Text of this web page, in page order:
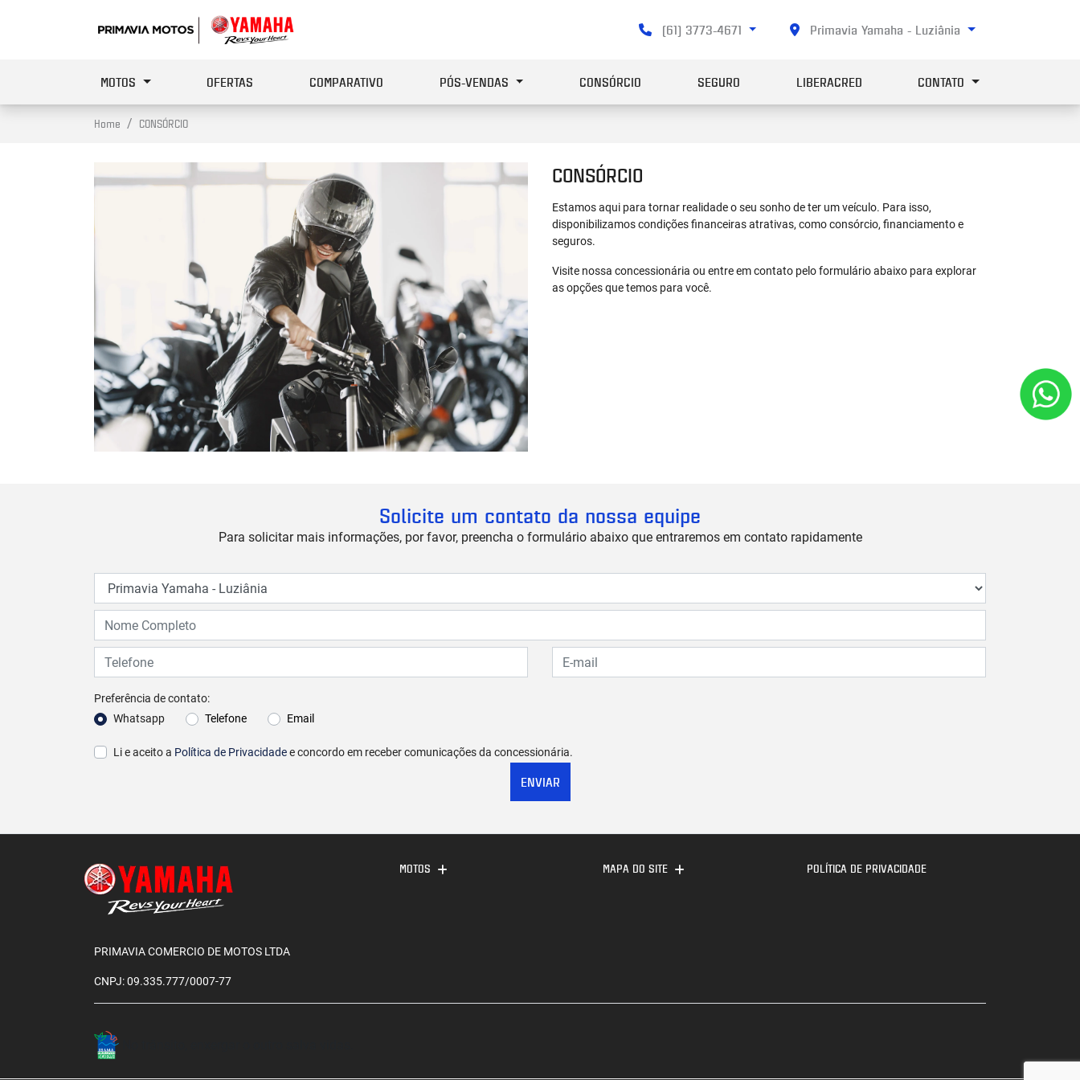
(61) 3773-4671 Primavia Yamaha - Luziânia
MOTOS OFERTAS COMPARATIVO PÓS-VENDAS CONSÓRCIO SEGURO LIBERACRED CONTATO
Home CONSÓRCIO
CONSÓRCIO
Estamos aqui para tornar realidade o seu sonho de ter um veículo. Para isso,
disponibilizamos condições financeiras atrativas, como consórcio, financiamento e
seguros.
Visite nossa concessionária ou entre em contato pelo formulário abaixo para explorar
as opções que temos para você.
Solicite um contato da nossa equipe
Para solicitar mais informações, por favor, preencha o formulário abaixo que entraremos em contato rapidamente
Preferência de contato:
Whatsapp
Telefone Email
Li e aceito a Política de Privacidadee concordo em receber comunicações da concessionária.
ENVIAR
MOTOS MAPA DO SITE POLÍTICA DE PRIVACIDADE
PRIMAVIA COMERCIO DE MOTOS LTDA
CNPJ: 09.335.777/0007-77